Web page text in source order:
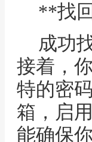
**找
成功
接着，
特的密
箱，启
能确保